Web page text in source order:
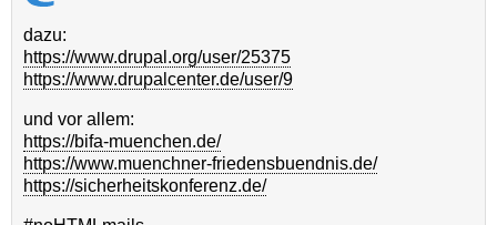
dazu:
https://www.drupal.org/user/25375
https://www.drupalcenter.de/user/9
und vor allem:
https://bifa-muenchen.de/
https://www.muenchner-friedensbuendnis.de/
https://sicherheitskonferenz.de/